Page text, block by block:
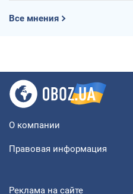
Все мнения
О компании
Правовая информация
Реклама на сайте